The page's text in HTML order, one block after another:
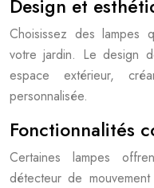
Design et
Choisissez des lampes
votre jardin. Le design
espace extérieur,
personnalisée.
Fonctionnalités
Certaines lampes
détecteur de